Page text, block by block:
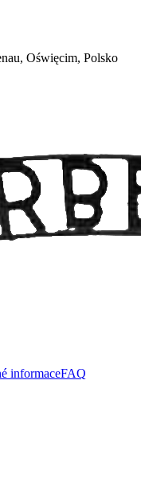
Oświęcim, Polsko
informaceFAQ